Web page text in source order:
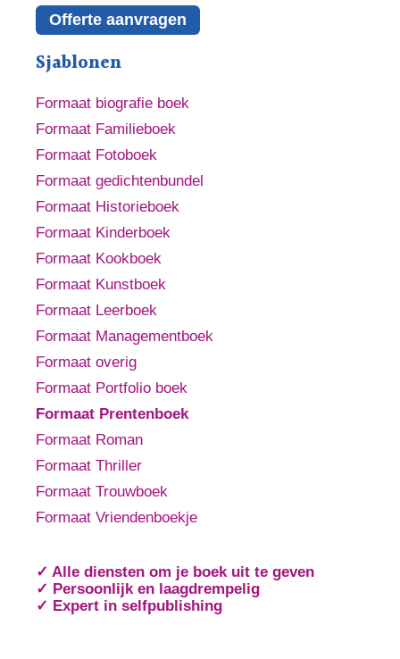
Offerte aanvragen
Sjablonen
Formaat biografie boek
Formaat Familieboek
Formaat Fotoboek
Formaat gedichtenbundel
Formaat Historieboek
Formaat Kinderboek
Formaat Kookboek
Formaat Kunstboek
Formaat Leerboek
Formaat Managementboek
Formaat overig
Formaat Portfolio boek
Formaat Prentenboek
Formaat Roman
Formaat Thriller
Formaat Trouwboek
Formaat Vriendenboekje
✓ Alle diensten om je boek uit te geven
✓ Persoonlijk en laagdrempelig
✓ Expert in selfpublishing